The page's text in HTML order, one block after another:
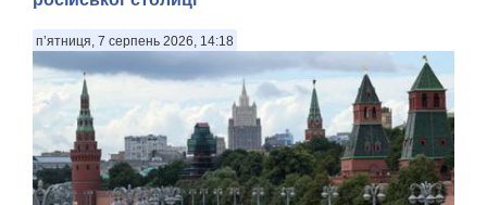
п’ятниця, 7 серпень 2026, 14:18